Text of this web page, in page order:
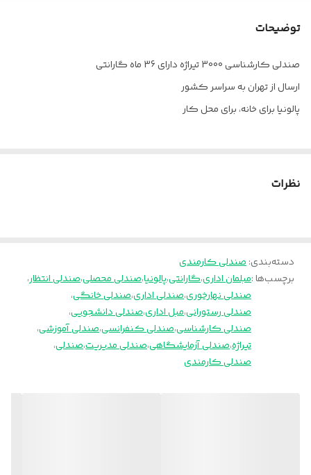
دارد
جک دارد
توضیحات
صندلی کارشناسی 3000 تیراژه دارای 36 ماه گارانتی
ارسال از تهران به سراسر کشور
پالونیا برای خانه، برای محل کار
نظرات
دسته‌بندی:صندلی کارمندی
برچسب‌ها :مبلمان اداری،گارانتی،پالونیا،صندلی محصلی،صندلی انتظار،
صندلی نهارخوری،صندلی اداری،صندلی خانگی،
صندلی رستورانی،مبل اداری،صندلی دانشجویی،
صندلی کارشناسی،صندلی کنفرانسی،صندلی آموزشی،
تیراژه،صندلی آزمایشگاهی،صندلی مدیریت،صندلی،
صندلی کارمندی